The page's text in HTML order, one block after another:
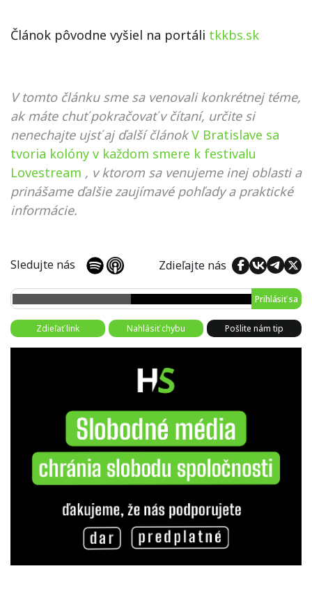
Článok pôvodne vyšiel na portáli tkkbs.sk
V tomto článku sme sa venovali konkrétnej téme,
ak máte chuť pokračovať v čítaní, určite si
nenechajte ujsť aj ďalší článok V Bratislave sa
tvoria kolóny v každom smere k festivalu
Lovestream , v ktorom sa venujeme inej oblasti a
prinášame ďalšie zaujímavé pohľady a praktické
informácie.
Sledujte nás Zdieľajte nás
Prihlásiť sa
Zdieľať link Nahlásiť chybu Pošlite nám tip